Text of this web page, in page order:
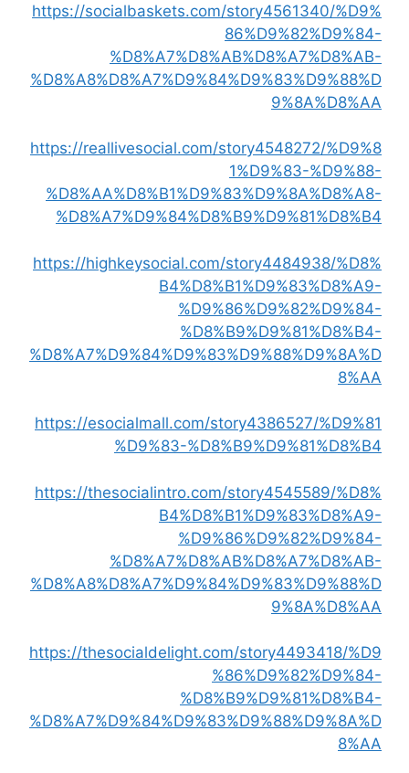
https://socialbaskets.com/story4561340/%D9%
86%D9%82%D9%84-
%D8%A7%D8%AB%D8%A7%D8%AB-
%D8%A8%D8%A7%D9%84%D9%83%D9%88%D
9%8A%D8%AA
https://reallivesocial.com/story4548272/%D9%8
1%D9%83-%D9%88-
%D8%AA%D8%B1%D9%83%D9%8A%D8%A8-
%D8%A7%D9%84%D8%B9%D9%81%D8%B4
https://highkeysocial.com/story4484938/%D8%
B4%D8%B1%D9%83%D8%A9-
%D9%86%D9%82%D9%84-
%D8%B9%D9%81%D8%B4-
%D8%A7%D9%84%D9%83%D9%88%D9%8A%D
8%AA
https://esocialmall.com/story4386527/%D9%81
%D9%83-%D8%B9%D9%81%D8%B4
https://thesocialintro.com/story4545589/%D8%
B4%D8%B1%D9%83%D8%A9-
%D9%86%D9%82%D9%84-
%D8%A7%D8%AB%D8%A7%D8%AB-
%D8%A8%D8%A7%D9%84%D9%83%D9%88%D
9%8A%D8%AA
https://thesocialdelight.com/story4493418/%D9
%86%D9%82%D9%84-
%D8%B9%D9%81%D8%B4-
%D8%A7%D9%84%D9%83%D9%88%D9%8A%D
8%AA